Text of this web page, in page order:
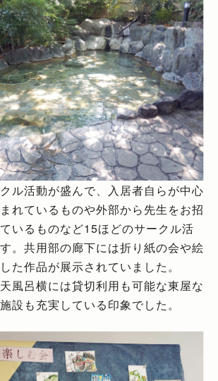
ル活動が盛んで、入居者自らが中心
れているものや外部から先生をお招
いるものなど15ほどのサークル活
。共用部の廊下には折り紙の会や絵
た作品が展示されていました。
風呂横には貸切利用も可能な東屋な
設も充実している印象でした。